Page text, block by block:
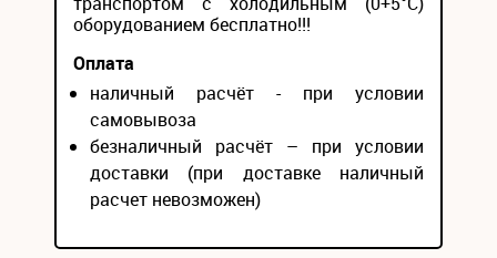
оборудованием бесплатно!!!
Оплата
наличный расчёт - при условии
самовывоза
безналичный расчёт – при условии
доставки (при доставке наличный
расчет невозможен)